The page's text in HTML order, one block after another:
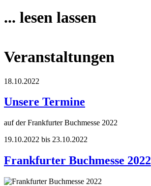
... lesen lassen
Veranstaltungen
18.10.2022
Unsere Termine
auf der Frankfurter Buchmesse 2022
19.10.2022 bis 23.10.2022
Frankfurter Buchmesse 2022